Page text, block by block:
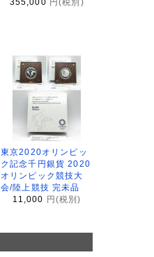
355,000 円(税別)
東京2020オリンピッ
ク記念千円銀貨 2020
オリンピック競技大
会/陸上競技 完未品
11,000 円(税別)